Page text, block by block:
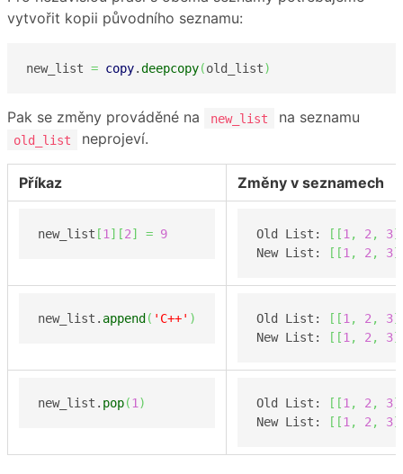
vytvořit kopii původního seznamu:
new_list = copy.deepcopy(old_list)
Pak se změny prováděné na new_list na seznamu
old_list neprojeví.
Příkaz Změny v seznamech
new_list [1 ] [2] = 9 Old List: [ [1 , 2 , 3]
New List:
[ [1 , 2 , 3]
new_list. append ( 'C++' ) Old List: [ [1 , 2 , 3]
New List:
[ [1 , 2 , 3]
new_list. pop(1 ) Old List: [ [1 , 2 , 3]
New List:
[ [1 , 2 , 3]